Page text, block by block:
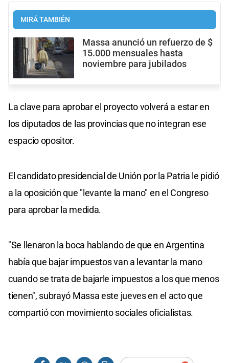
MIRÁ TAMBIÉN
Massa anunció un refuerzo de $
15.000 mensuales hasta
noviembre para jubilados
La clave para aprobar el proyecto volverá a estar en
los diputados de las provincias que no integran ese
espacio opositor.
El candidato presidencial de Unión por la Patria le pidió
a la oposición que "levante la mano" en el Congreso
para aprobar la medida.
"Se llenaron la boca hablando de que en Argentina
había que bajar impuestos van a levantar la mano
cuando se trata de bajarle impuestos a los que menos
tienen", subrayó Massa este jueves en el acto que
compartió con movimiento sociales oficialistas.